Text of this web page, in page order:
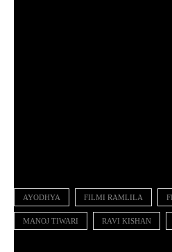
AYODHYA FILMI RAMLILA
MANOJ TIWARI RAVI KISHAN